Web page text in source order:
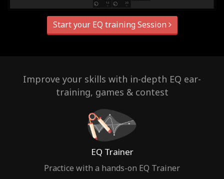
Start your EQ training Session
Improve your skills with in-depth EQ ear-
training, games & contest
EQ Trainer
Practice with a hands-on EQ Trainer